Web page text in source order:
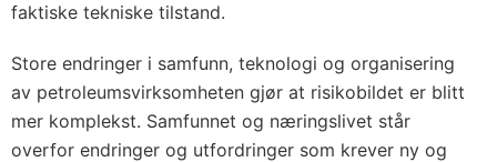
faktiske tekniske tilstand.
Store endringer i samfunn, teknologi og organisering
av petroleumsvirksomheten gjør at risikobildet er blitt
mer komplekst. Samfunnet og næringslivet står
overfor endringer og utfordringer som krever ny og